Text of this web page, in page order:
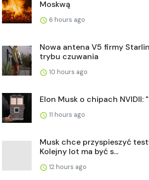
Moskwą
6 hours ago
Nowa antena V5 firmy
trybu czuwania
10 hours ago
Elon Musk o chipach NVIDII:
11 hours ago
Musk chce przyspieszyć
Kolejny lot ma być s...
12 hours ago